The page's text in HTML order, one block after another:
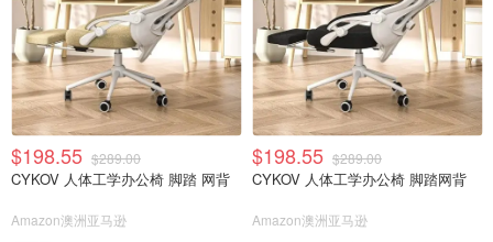
$198.55 $289.00
CYKOV 人体工学办公椅 脚踏 网背
Amazon澳洲亚马逊
$198.55 $289.00
CYKOV 人体工学办公椅 脚踏网背
Amazon澳洲亚马逊